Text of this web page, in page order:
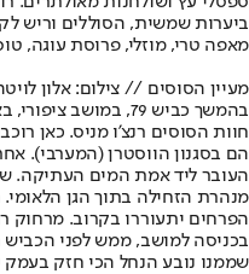
ביערות שמשית, הסוללים וריש
מאפה טרי, מוזלי, פרוסת עוגה,
מעיין הסוסים // צילום: אלון
בהמשך כביש 79,
חוות הסוסים רנצ'ו מניס. כאן
הם בסגנון הווסטרן (המערבי).
העובר ליד אמת המים העתיקה.
מנהרת הזחילה בתוך הגן
הפרחים יתעוררו בקרוב. מרחוק
בכניסה למושב, ממש לפני הכביש
שממנו נובע הנחל הכי חזק